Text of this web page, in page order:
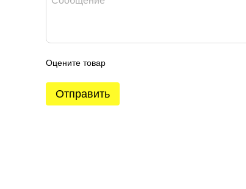
Оцените товар
Отправить